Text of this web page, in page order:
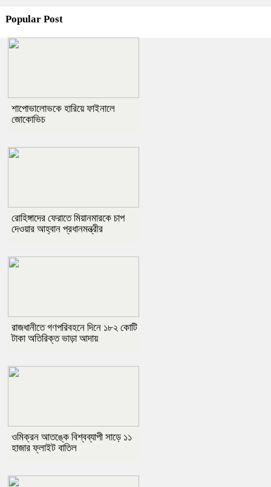
Popular Post
শাপোভালোভকে হারিয়ে ফাইনালে
জোকোভিচ
রোহিঙ্গাদের ফেরাতে মিয়ানমারকে চাপ
দেওয়ার আহ্বান প্রধানমন্ত্রীর
রাজধানীতে গণপরিবহনে দিনে ১৮২ কোটি
টাকা অতিরিক্ত ভাড়া আদায়
ওমিক্রন আতঙ্কে বিশ্বব্যাপী সাড়ে ১১
হাজার ফ্লাইট বাতিল